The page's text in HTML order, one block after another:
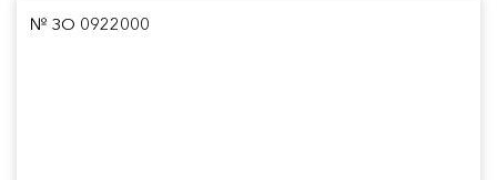
№ ЗО 0922000